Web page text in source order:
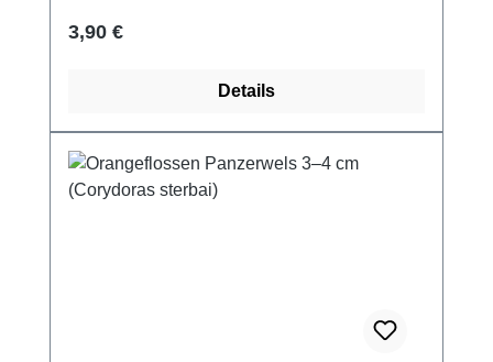
Regulärer Preis:
3,90 €
Details